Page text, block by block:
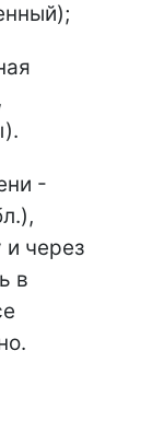
-
и через
в